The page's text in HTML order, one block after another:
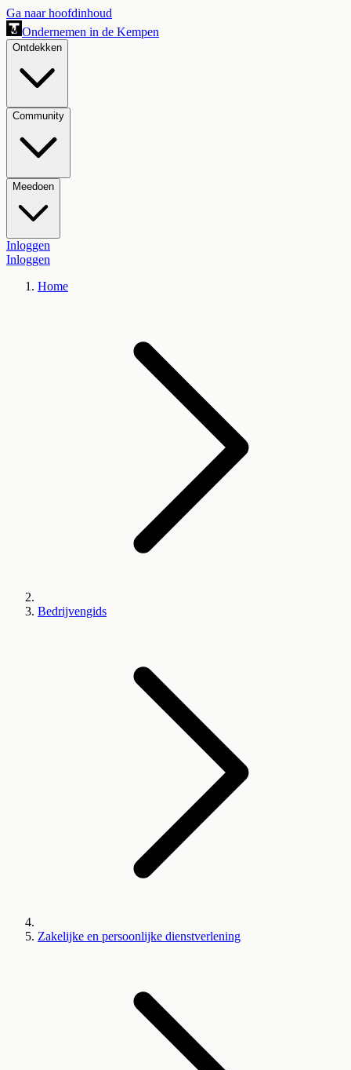
Ga naar hoofdinhoud
Ondernemen in de Kempen
Ontdekken
Community
Meedoen
Inloggen
Inloggen
Home
Bedrijvengids
Zakelijke en persoonlijke dienstverlening